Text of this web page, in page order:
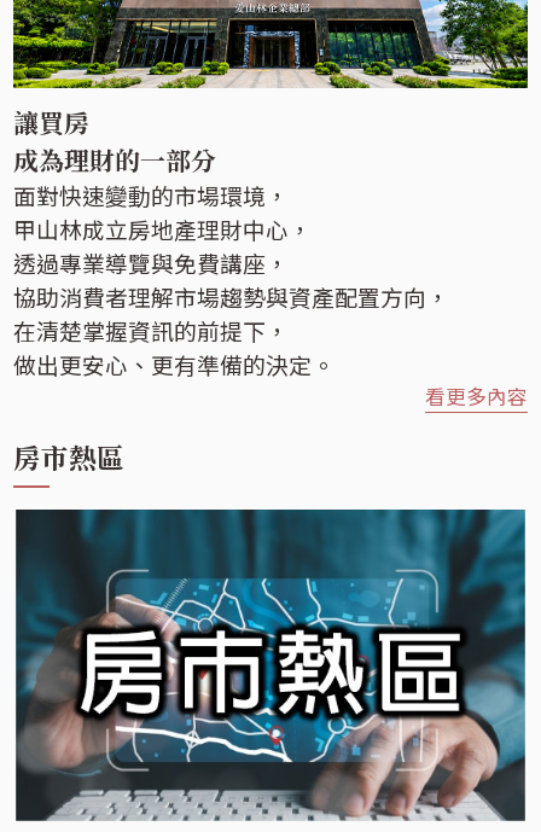
讓買房
成為理財的一部分
面對快速變動的市場環境，
甲山林成立房地產理財中心，
透過專業導覽與免費講座，
協助消費者理解市場趨勢與資產配置方向，
在清楚掌握資訊的前提下，
做出更安心、更有準備的決定。
看更多內容
房市熱區